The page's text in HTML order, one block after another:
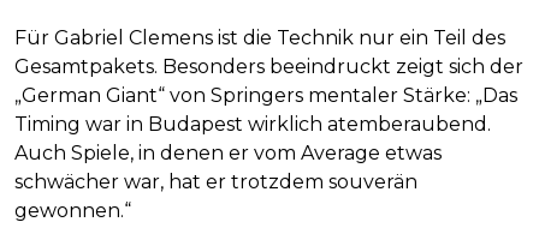
Für Gabriel Clemens ist die Technik nur ein Teil des
Gesamtpakets. Besonders beeindruckt zeigt sich der
„German Giant“ von Springers mentaler Stärke: „Das
Timing war in Budapest wirklich atemberaubend.
Auch Spiele, in denen er vom Average etwas
schwächer war, hat er trotzdem souverän
gewonnen.“